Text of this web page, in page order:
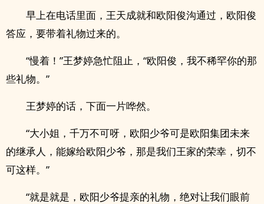
早上在电话里面，王天成就和欧阳俊沟通过，欧阳俊
答应，要带着礼物过来的。
“慢着！”王梦婷急忙阻止，“欧阳俊，我不稀罕你的那
些礼物。”
王梦婷的话，下面一片哗然。
“大小姐，千万不可呀，欧阳少爷可是欧阳集团未来
的继承人，能嫁给欧阳少爷，那是我们王家的荣幸，切不
可这样。”
“就是就是，欧阳少爷提亲的礼物，绝对让我们眼前